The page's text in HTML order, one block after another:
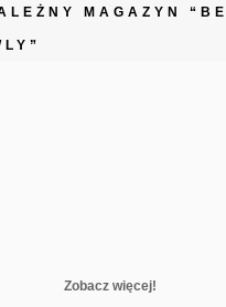
MAGAZYN “BE
Zobacz więcej!